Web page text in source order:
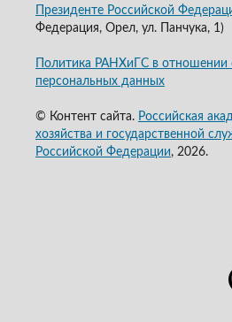
Президенте Российской
Федерация, Орел, ул. Панчука, 1)
Политика РАНХиГС в отношении
персональных данных
© Контент сайта. Российская
хозяйства и государственной
Российской Федерации, 2026.